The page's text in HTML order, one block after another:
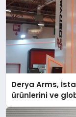
Derya Arms,
ürünlerini ve